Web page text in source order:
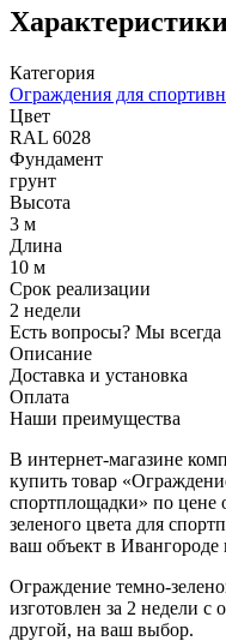
Категория
Ограждения для
Цвет
RAL 6028
Фундамент
грунт
Высота
3 м
Длина
10 м
Срок реализации
2 недели
Есть вопросы? Мы всегда
Описание
Доставка и установка
Оплата
Наши преимущества
В интернет-магазине
купить товар
спортплощадки» по цене
зеленого цвета для
ваш объект в Ивангороде
Ограждение темно-
изготовлен за 2 недели
другой, на ваш выбор.